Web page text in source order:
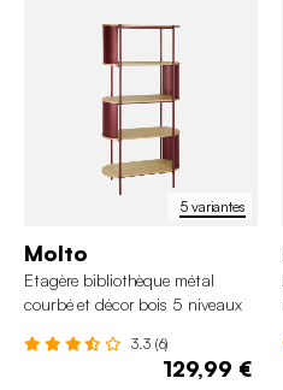
5 variantes
Molto
Etagère bibliothèque métal
courbé et décor bois 5 niveaux
3.3 (6)
129,99 €